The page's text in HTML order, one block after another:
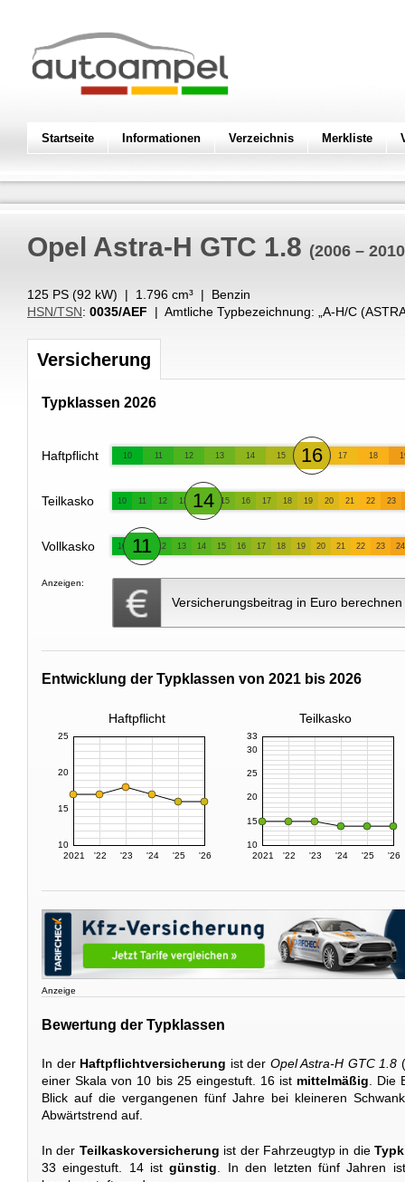
Startseite Informationen Verzeichnis Merkliste
Opel Astra-H GTC 1.8 (2006 –
125 PS (92 kW) | 1.796 cm³ | Benzin
HSN/TSN: 0035/AEF | Amtliche Typbezeichnung: „ A-H/C
Versicherung
Typklassen 2026
Haftpflicht 10 11 12 13 14 15 16 17 18
Teilkasko 10 11 12 13 14 15 16 17 18 19 20 21 22 23
Vollkasko 10 11 12 13 14 15 16 17 18 19 20 21 22 23 24
Anzeigen:
Versicherungsbeitrag in Euro berechnen
Entwicklung der Typklassen von 2021 bis 2026
Haftpflicht Teilkasko
2021 '22 '23 '24 '25 '26
10
15
20
25
2021 '22 '23 '24 '25 '26
10
15
20
25
30
33
Anzeige
Bewertung der Typklassen
In der Haftpflichtversicherung ist der Opel Astra-H GTC 1.8
einer Skala von 10 bis 25 eingestuft. 16 ist mittelmäßig .
Blick auf die vergangenen fünf Jahre bei kleineren
Abwärtstrend auf.
In der Teilkaskoversicherung ist der Fahrzeugtyp in die
33 eingestuft. 14 istgünstig . In den letzten fünf Jahren